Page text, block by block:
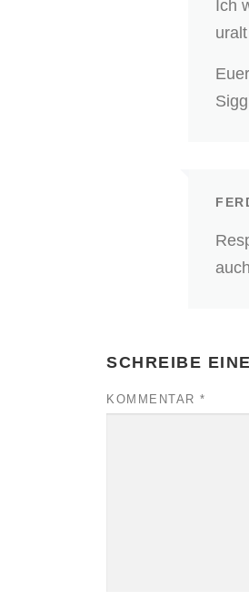
Ich
Euer
SCHREIBE
KOMMENTAR *